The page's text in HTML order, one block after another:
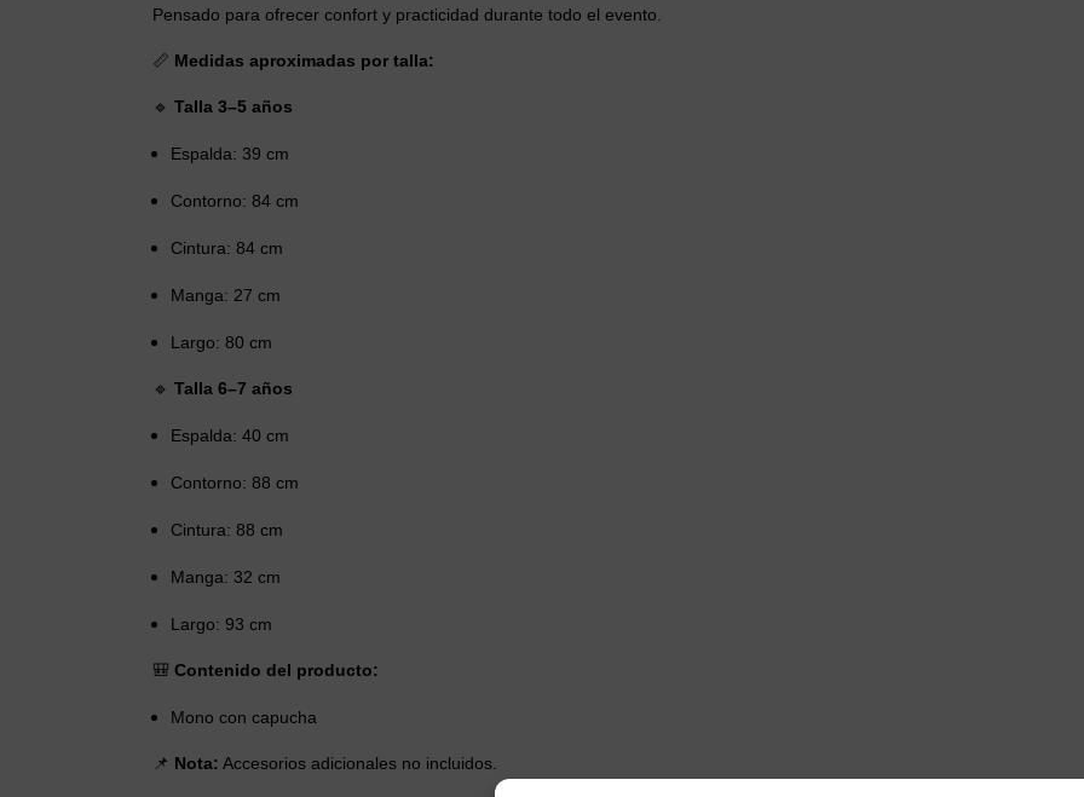
Pensado para ofrecer confort y practicidad durante todo el evento.
📏 Medidas aproximadas por talla:
🔹 Talla 3–5 años
Espalda: 39 cm
Contorno: 84 cm
Cintura: 84 cm
Manga: 27 cm
Largo: 80 cm
🔹 Talla 6–7 años
Espalda: 40 cm
Contorno: 88 cm
Cintura: 88 cm
Manga: 32 cm
Largo: 93 cm
🎒 Contenido del producto:
Mono con capucha
📌 Nota: Accesorios adicionales no incluidos.